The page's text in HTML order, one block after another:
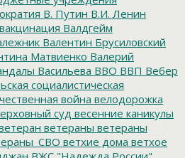
В. Путин В.И. Ленин
вакцинация Валдгейм
Валентин Брусиловский
Матвиенко Валерий
Васильева ВВО ВВП Вебер
социалистическая
война велодорожка
суд весенние каникулы
ветераны ветераны
ветхие дома ветхое